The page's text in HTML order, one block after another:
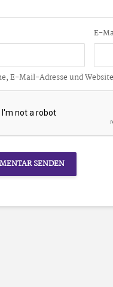
E-
E-Mail-Adresse und